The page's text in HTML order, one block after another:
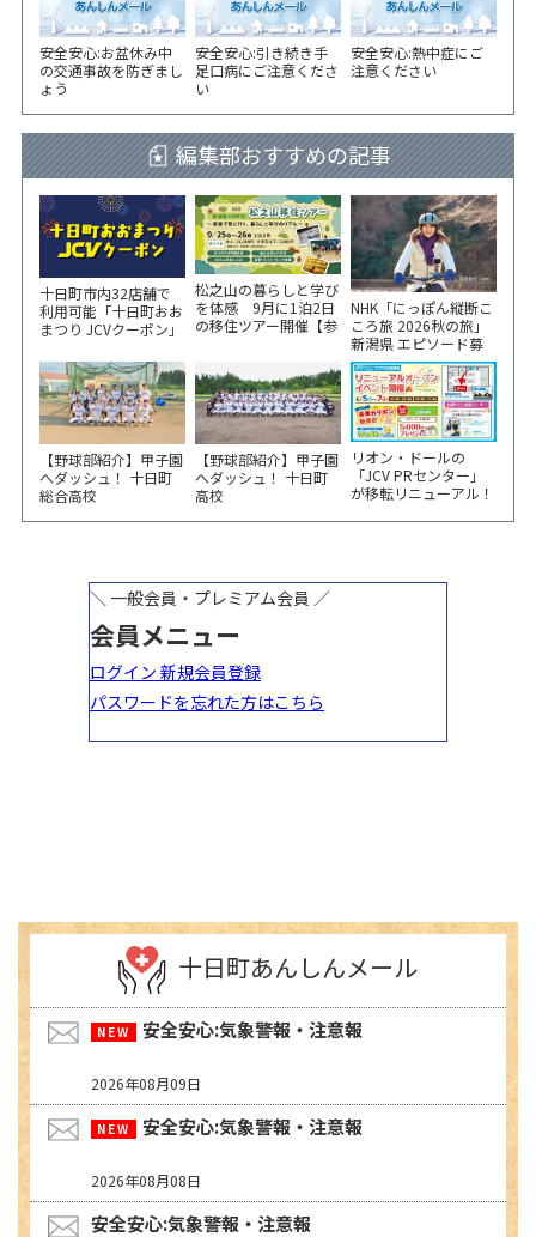
安全安心:お盆休み中
の交通事故を防ぎまし
ょう
安全安心:引き続き手
足口病にご注意くださ
い
安全安心:熱中症にご
注意ください
編集部おすすめの記事
十日町市内32店舗で
利用可能「十日町おお
まつり JCVクーポン」
い！
松之山の暮らしと学び
を体感 9月に1泊2日
の移住ツアー開催【参
NHK「にっぽん縦断こ
ころ旅 2026秋の旅」
新潟県 エピソード募
集中！
【野球部紹介】甲子園
へダッシュ！ 十日町
総合高校
【野球部紹介】甲子園
へダッシュ！ 十日町
高校
リオン・ドールの
「JCV PRセンター」
が移転リニューアル！
ベント開催
十日町あんしんメール
安全安心:気象警報・注意報
2026年08月09日
安全安心:気象警報・注意報
2026年08月08日
安全安心:気象警報・注意報